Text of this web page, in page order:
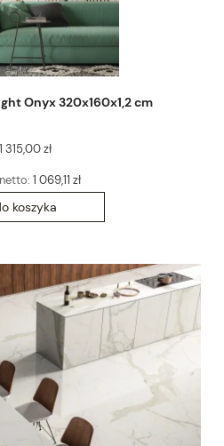
Onyx 320x160x1,2 cm
1 315,00 zł
1 069,11 zł
koszyka